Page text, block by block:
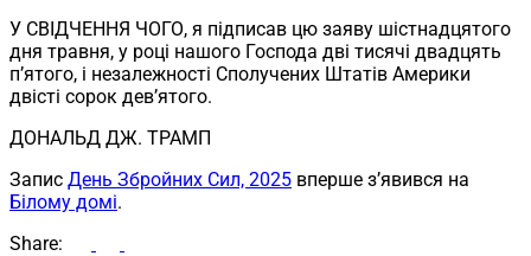
У СВІДЧЕННЯ ЧОГО, я підписав цю заяву шістнадцятого
дня травня, у році нашого Господа дві тисячі двадцять
п’ятого, і незалежності Сполучених Штатів Америки
двісті сорок дев’ятого.
ДОНАЛЬД ДЖ. ТРАМП
Запис День Збройних Сил, 2025 вперше з’явився на
Білому домі.
Share: